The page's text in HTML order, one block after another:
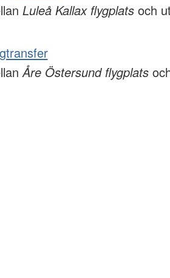
Luleå Kallax flygplatsoch
Åre Östersund flygplats